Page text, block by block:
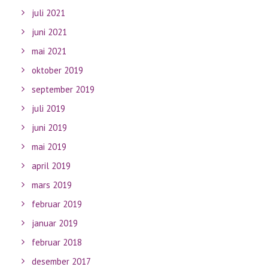
juli 2021
juni 2021
mai 2021
oktober 2019
september 2019
juli 2019
juni 2019
mai 2019
april 2019
mars 2019
februar 2019
januar 2019
februar 2018
desember 2017